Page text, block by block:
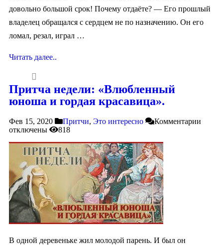
довольно большой срок! Почему отдаёте? — Его прошлый
владелец обращался с сердцем не по назначению. Он его
ломал, резал, играл …
Читать далее..
Притча недели: «Влюбленный
юноша и гордая красавица».
Фев 15, 2020 Притчи, Это интересно
Комментарии
отключены
818
В одной деревеньке жил молодой парень. И был он